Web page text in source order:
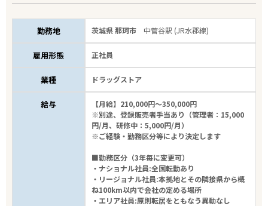
勤務地 茨城県 那珂市 中菅谷駅 (JR水郡線)
雇用形態 正社員
業種 ドラッグストア
給与
【月給】210,000円～350,000円
※別途、登録販売者手当あり（管理者：15,000
円/月、研修中：5,000円/月）
※ご経験・勤務区分等により決定します
■勤務区分（3年毎に変更可）
・ナショナル社員:全国転勤あり
・リージョナル社員:本拠地とその隣接県から概
ね100km以内で会社の定める場所
・エリア社員:原則転居をともなう異動なし